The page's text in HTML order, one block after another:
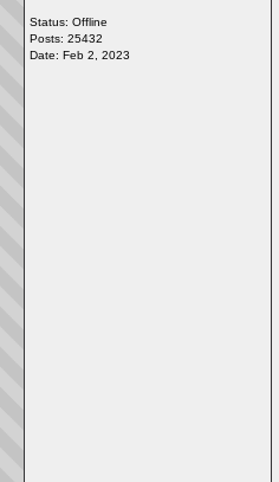
Status: Offline
Posts: 25432
Date: Feb 2, 2023